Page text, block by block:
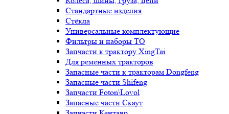
Стандартные изделия
Стёкла
Универсальные комплектующие
Фильтры и наборы ТО
Запчасти к трактору XingTai
Для ременных тракторов
Запасные части к тракторам Dongfeng
Запасные части Shifeng
Запчасти Foton\Lovol
Запасные части Скаут